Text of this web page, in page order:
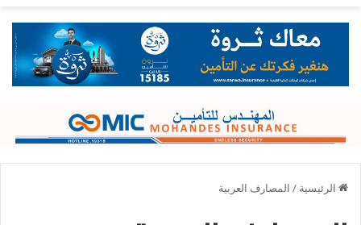
الرئيسية / المصارف العربية